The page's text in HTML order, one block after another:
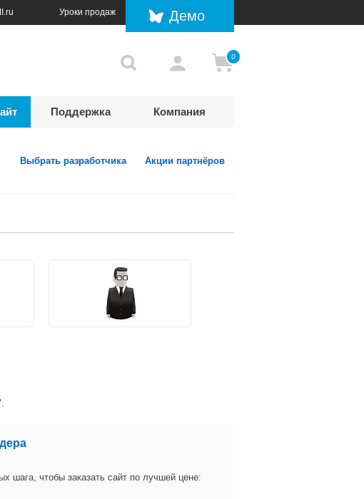
Уроки продаж Демо
0
Поддержка Компания
Выбрать разработчика Акции партнёров
шага, чтобы заказать сайт по лучшей цене: